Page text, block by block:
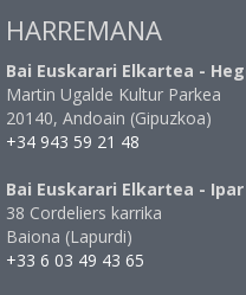
HARREMANA
Bai Euskarari Elkartea -
Martin Ugalde Kultur Parkea
20140, Andoain (Gipuzkoa)
+34 943 59 21 48
Bai Euskarari Elkartea -
38 Cordeliers karrika
Baiona (Lapurdi)
+33 6 03 49 43 65